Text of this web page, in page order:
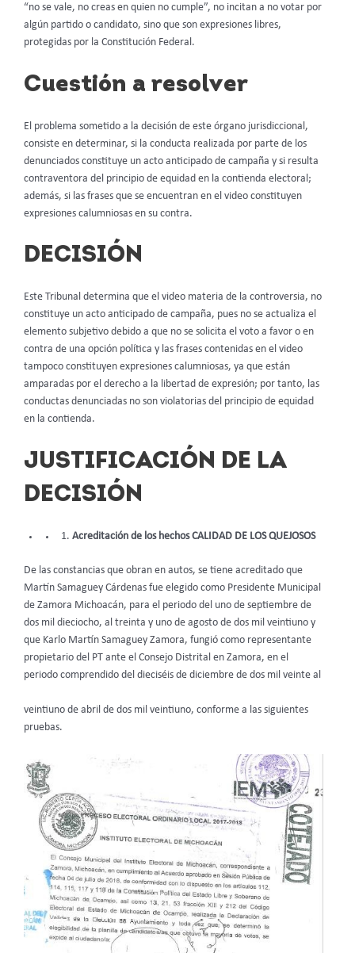
“no se vale, no creas en quien no cumple”, no incitan a no votar por
algún partido o candidato, sino que son expresiones libres,
protegidas por la Constitución Federal.
Cuestión a resolver
El problema sometido a la decisión de este órgano jurisdiccional,
consiste en determinar, si la conducta realizada por parte de los
denunciados constituye un acto anticipado de campaña y si resulta
contraventora del principio de equidad en la contienda electoral;
además, si las frases que se encuentran en el video constituyen
expresiones calumniosas en su contra.
DECISIÓN
Este Tribunal determina que el video materia de la controversia, no
constituye un acto anticipado de campaña, pues no se actualiza el
elemento subjetivo debido a que no se solicita el voto a favor o en
contra de una opción política y las frases contenidas en el video
tampoco constituyen expresiones calumniosas, ya que están
amparadas por el derecho a la libertad de expresión; por tanto, las
conductas denunciadas no son violatorias del principio de equidad
en la contienda.
JUSTIFICACIÓN DE LA
DECISIÓN
Acreditación de los hechos CALIDAD DE LOS QUEJOSOS
De las constancias que obran en autos, se tiene acreditado que
Martín Samaguey Cárdenas fue elegido como Presidente Municipal
de Zamora Michoacán, para el periodo del uno de septiembre de
dos mil dieciocho, al treinta y uno de agosto de dos mil veintiuno y
que Karlo Martín Samaguey Zamora, fungió como representante
propietario del PT ante el Consejo Distrital en Zamora, en el
periodo comprendido del dieciséis de diciembre de dos mil veinte al
veintiuno de abril de dos mil veintiuno, conforme a las siguientes
pruebas.